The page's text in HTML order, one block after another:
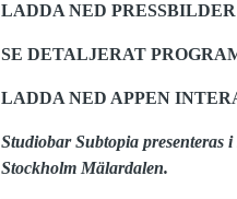
LADDA NED PRESSBILDER
SE DETALJERAT
LADDA NED APPEN
Studiobar Subtopia presenteras
Stockholm Mälardalen.